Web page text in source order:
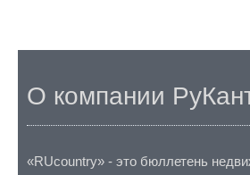
О компании
«RUcountry» - это бюллетень